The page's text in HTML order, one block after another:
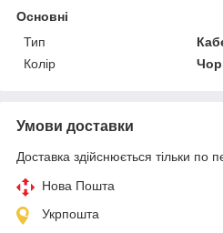
Основні
Тип
Колір
Умови доставки
Доставка здійснюється тільки по
Нова Пошта
Укрпошта